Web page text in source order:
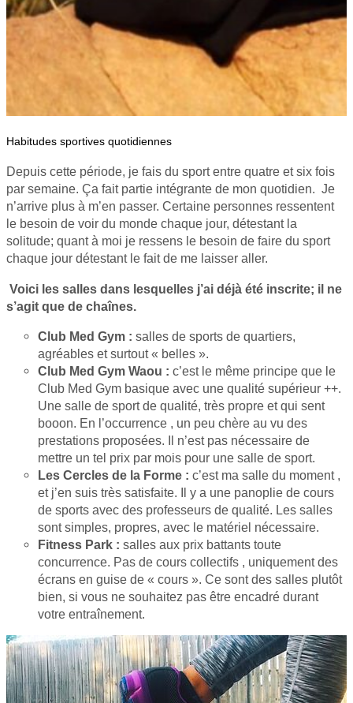
Habitudes sportives quotidiennes
Depuis cette période, je fais du sport entre quatre et six fois
par semaine. Ça fait partie intégrante de mon quotidien. Je
n’arrive plus à m’en passer. Certaine personnes ressentent
le besoin de voir du monde chaque jour, détestant la
solitude; quant à moi je ressens le besoin de faire du sport
chaque jour détestant le fait de me laisser aller.
Voici les salles dans lesquelles j’ai déjà été inscrite; il ne
s’agit que de chaînes.
Club Med Gym : salles de sports de quartiers,
agréables et surtout « belles ».
Club Med Gym Waou : c’est le même principe que le
Club Med Gym basique avec une qualité supérieur ++.
Une salle de sport de qualité, très propre et qui sent
booon. En l’occurrence , un peu chère au vu des
prestations proposées. Il n’est pas nécessaire de
mettre un tel prix par mois pour une salle de sport.
Les Cercles de la Forme : c’est ma salle du moment ,
et j’en suis très satisfaite. Il y a une panoplie de cours
de sports avec des professeurs de qualité. Les salles
sont simples, propres, avec le matériel nécessaire.
Fitness Park : salles aux prix battants toute
concurrence. Pas de cours collectifs , uniquement des
écrans en guise de « cours ». Ce sont des salles plutôt
bien, si vous ne souhaitez pas être encadré durant
votre entraînement.